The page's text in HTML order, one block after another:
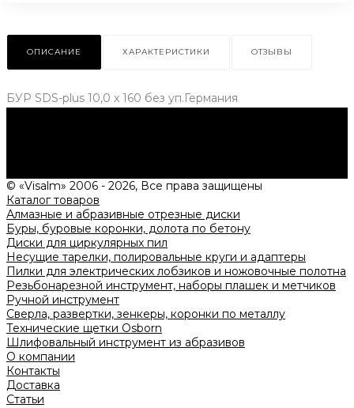
ОПИСАНИЕ ХАРАКТЕРИСТИКИ ОТЗЫВЫ
БУP SDS-plus 10,0 x 160 без уп.Германия
© «Visalm» 2006 - 2026, Все права защищены
Каталог товаров
Алмазные и абразивные отрезные диски
Буры, буровые коронки, долота по бетону
Диски для циркулярных пил
Несущие тарелки, полировальные круги и адаптеры
Пилки для электрических лобзиков и ножовочные полотна
Резьбонарезной инструмент, наборы плашек и метчиков
Ручной инструмент
Сверла, развертки, зенкеры, коронки по металлу
Технические щетки Osborn
Шлифовальный инструмент из абразивов
О компании
Контакты
Доставка
Статьи